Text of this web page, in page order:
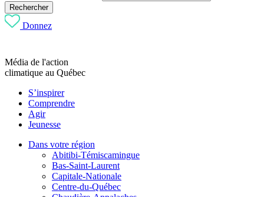
Rechercher
Donnez
Média de l'action
climatique au Québec
S’inspirer
Comprendre
Agir
Jeunesse
Dans votre région
Abitibi-Témiscamingue
Bas-Saint-Laurent
Capitale-Nationale
Centre-du-Québec